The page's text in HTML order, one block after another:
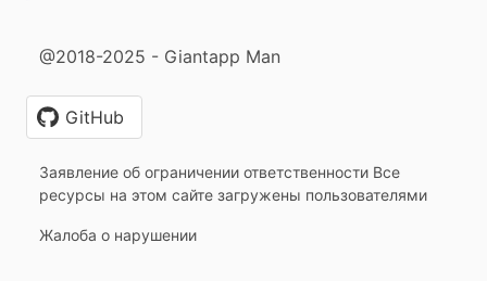
@2018-2025 - Giantapp Man
GitHub
Заявление об ограничении ответственности Все
ресурсы на этом сайте загружены пользователями
Жалоба о нарушении